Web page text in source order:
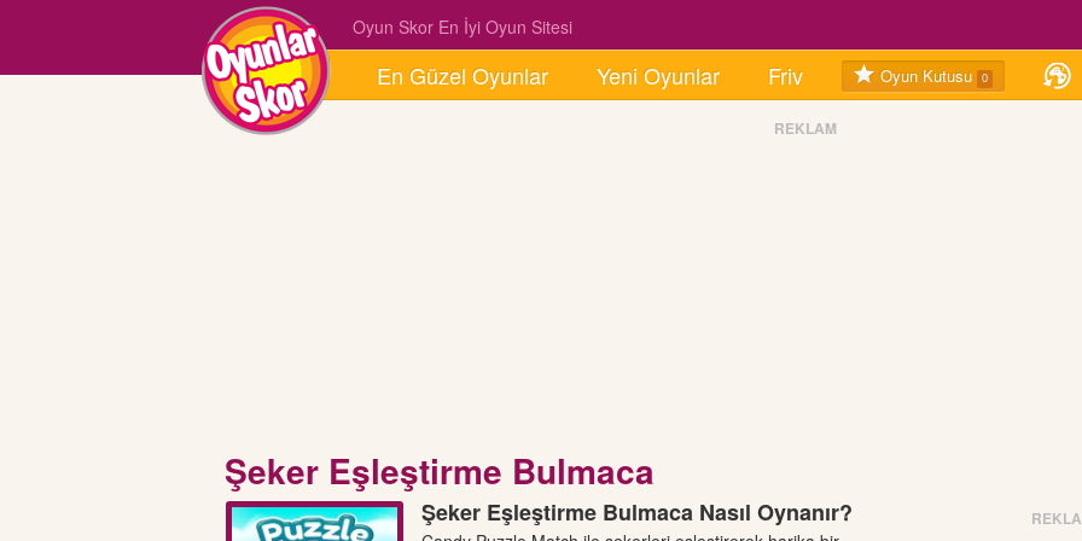
En Güzel Oyunlar Yeni Oyunlar Friv Oyun Kutusu 0
Oyun Skor En İyi Oyun Sitesi
REKLAM
Şeker Eşleştirme Bulmaca
Şeker Eşleştirme Bulmaca Nasıl Oynanır?